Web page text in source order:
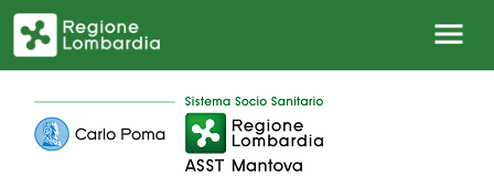
Salta al contenuto principale